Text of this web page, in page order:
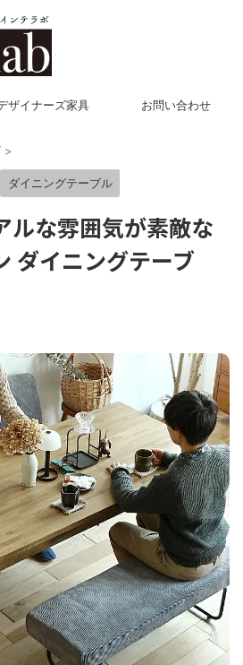
ザイナーズ家具 お問い合わせ
>
ダイニングテーブル
ルな雰囲気が素敵な
ダイニングテーブ